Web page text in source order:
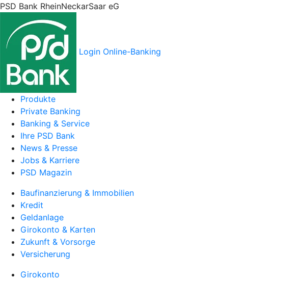
PSD Bank RheinNeckarSaar eG
Login Online-Banking
Produkte
Private Banking
Banking & Service
Ihre PSD Bank
News & Presse
Jobs & Karriere
PSD Magazin
Baufinanzierung & Immobilien
Kredit
Geldanlage
Girokonto & Karten
Zukunft & Vorsorge
Versicherung
Girokonto